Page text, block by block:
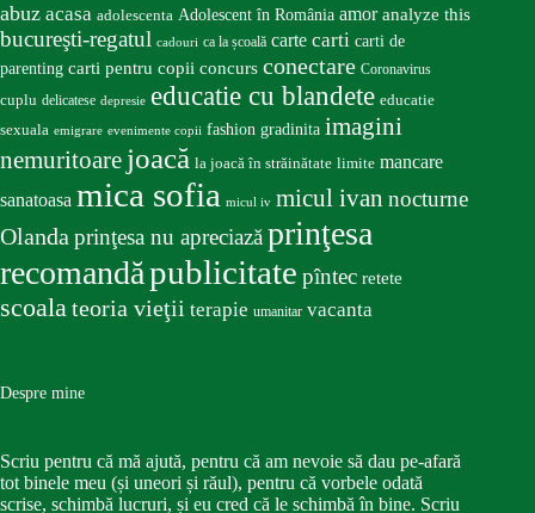
abuz acasa adolescenta Adolescent în România amor analyze this
bucureşti-regatul cadouri ca la școală carte carti carti de
parenting carti pentru copii concurs conectare Coronavirus
cuplu delicatese depresie educatie cu blandete educatie
sexuala emigrare evenimente copii fashion gradinita imagini
nemuritoare joacă la joacă în străinătate limite mancare
sanatoasa mica sofia micul iv micul ivan nocturne
Olandaprinţesa nu apreciazăprinţesa
recomandăpublicitate pîntec retete
scoalateoria vieţii terapie umanitar vacanta
Despre mine
Scriu pentru că mă ajută, pentru că am nevoie să dau pe-afară
tot binele meu (și uneori și răul), pentru că vorbele odată
scrise, schimbă lucruri, și eu cred că le schimbă în bine. Scriu